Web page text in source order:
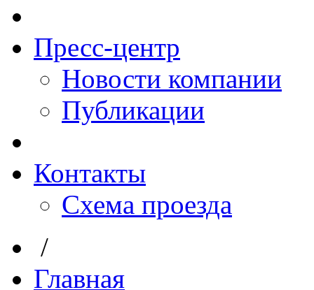
Пресс-центр
Новости компании
Публикации
Контакты
Схема проезда
/
Главная